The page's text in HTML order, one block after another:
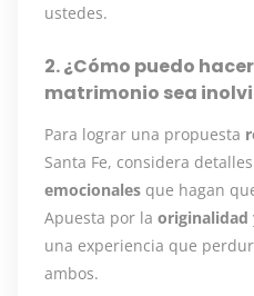
ustedes.
2. ¿Cómo puedo
matrimonio sea
Para lograr una propuesta
Santa Fe, considera detalles
emocionales que hagan
Apuesta por la originalidad
una experiencia que
ambos.